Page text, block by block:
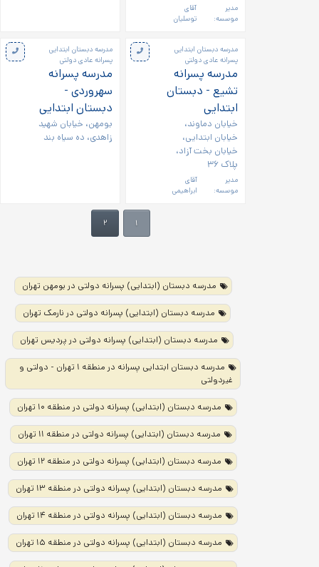
مدیر
موسسه:
آقای
توسلیان
مدرسه دبستان ابتدایی
پسرانه عادی دولتی
مدرسه پسرانه
تشیع - دبستان
ابتدایی
خیابان دماوند،
خیابان ابتدایی،
خیابان بخت آزاد،
پلاک ۳۶
مدیر
موسسه:
آقای
ابراهیمی
مدرسه دبستان ابتدایی
پسرانه عادی دولتی
مدرسه پسرانه
سهروردی -
دبستان ابتدایی
بومهن، خیابان شهید
زاهدی، ده سیاه بند
۱ ۲
مدرسه دبستان (ابتدایی) پسرانه دولتی در بومهن تهران
مدرسه دبستان (ابتدایی) پسرانه دولتی در نارمک تهران
مدرسه دبستان (ابتدایی) پسرانه دولتی در پردیس تهران
مدرسه دبستان ابتدایی پسرانه در منطقه ۱ تهران - دولتی و
غیردولتی
مدرسه دبستان (ابتدایی) پسرانه دولتی در منطقه ۱۰ تهران
مدرسه دبستان (ابتدایی) پسرانه دولتی در منطقه ۱۱ تهران
مدرسه دبستان (ابتدایی) پسرانه دولتی در منطقه ۱۲ تهران
مدرسه دبستان (ابتدایی) پسرانه دولتی در منطقه ۱۳ تهران
مدرسه دبستان (ابتدایی) پسرانه دولتی در منطقه ۱۴ تهران
مدرسه دبستان (ابتدایی) پسرانه دولتی در منطقه ۱۵ تهران